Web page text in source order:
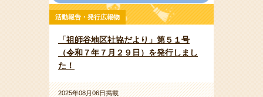
活動報告・発行広報物
「祖師谷地区社協だより」第５１号
（令和７年７月２９日）を発行しまし
た！
2025年08月06日掲載